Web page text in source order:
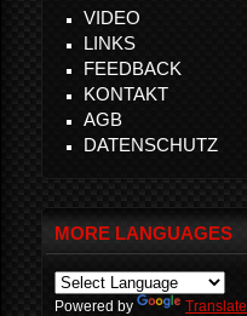
VIDEO
LINKS
FEEDBACK
KONTAKT
AGB
DATENSCHUTZ
MORE LANGUAGES
Powered by Translate